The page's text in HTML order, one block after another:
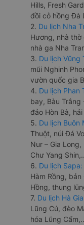
Hills, Fresh
đồi cỏ hồng Đà
2. Du lịch Nha
Hương, nhà thờ
nhà ga Nha
3. Du lịch Vũng
mũi Nghinh
vườn quốc gia
4. Du lịch Phan
bay, Bàu Trắng
đảo Hòn Bà,
5. Du lịch Buôn
Thuột, núi Đá
Nur – Gia
Chư Yang
6. Du lịch Sapa:
Hàm Rồng,
Hồng, thung
7. Du lịch Hà
Lũng Cú, đèo
hóa Lũng